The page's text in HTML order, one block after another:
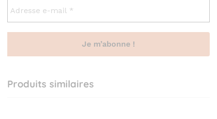
Produits similaires